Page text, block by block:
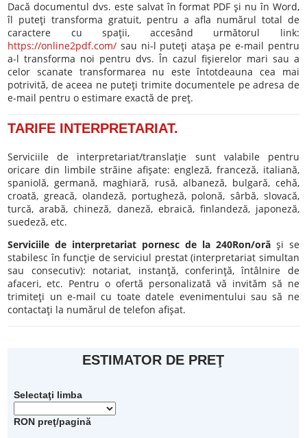
Dacă documentul dvs. este salvat în format PDF şi nu în Word,
îl puteţi transforma gratuit, pentru a afla numărul total de
caractere cu spaţii, accesând următorul link:
https://online2pdf.com/ sau ni-l puteţi ataşa pe e-mail pentru
a-l transforma noi pentru dvs. În cazul fişierelor mari sau a
celor scanate transformarea nu este întotdeauna cea mai
potrivită, de aceea ne puteţi trimite documentele pe adresa de
e-mail pentru o estimare exactă de preţ.
TARIFE INTERPRETARIAT.
Serviciile de interpretariat/translaţie sunt valabile pentru
oricare din limbile străine afişate: engleză, franceză, italiană,
spaniolă, germană, maghiară, rusă, albaneză, bulgară, cehă,
croată, greacă, olandeză, portugheză, polonă, sârbă, slovacă,
turcă, arabă, chineză, daneză, ebraică, finlandeză, japoneză,
suedeză, etc.
Serviciile de interpretariat pornesc de la 240Ron/orăşi se
stabilesc în funcţie de serviciul prestat (interpretariat simultan
sau consecutiv): notariat, instanţă, conferinţă, întâlnire de
afaceri, etc. Pentru o ofertă personalizată vă invităm să ne
trimiteţi un e-mail cu toate datele evenimentului sau să ne
contactaţi la numărul de telefon afişat.
ESTIMATOR DE PREŢ
Selectaţi limba
RON preţ/pagină